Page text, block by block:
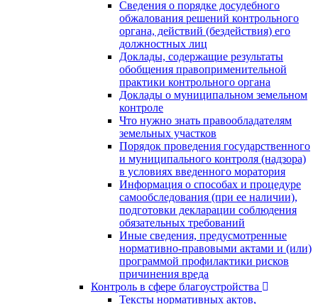
Сведения о порядке досудебного
обжалования решений контрольного
органа, действий (бездействия) его
должностных лиц
Доклады, содержащие результаты
обобщения правоприменительной
практики контрольного органа
Доклады о муниципальном земельном
контроле
Что нужно знать правообладателям
земельных участков
Порядок проведения государственного
и муниципального контроля (надзора)
в условиях введенного моратория
Информация о способах и процедуре
самообследования (при ее наличии),
подготовки декларации соблюдения
обязательных требований
Иные сведения, предусмотренные
нормативно-правовыми актами и (или)
программой профилактики рисков
причинения вреда
Контроль в сфере благоустройства
Тексты нормативных актов,